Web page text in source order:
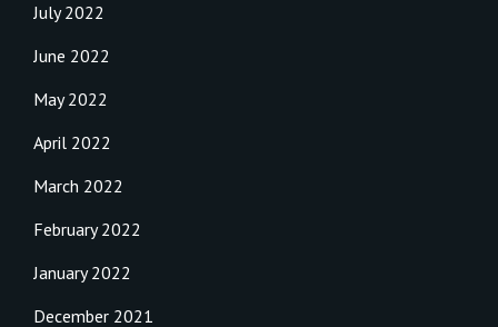
July 2022
June 2022
May 2022
April 2022
March 2022
February 2022
January 2022
December 2021